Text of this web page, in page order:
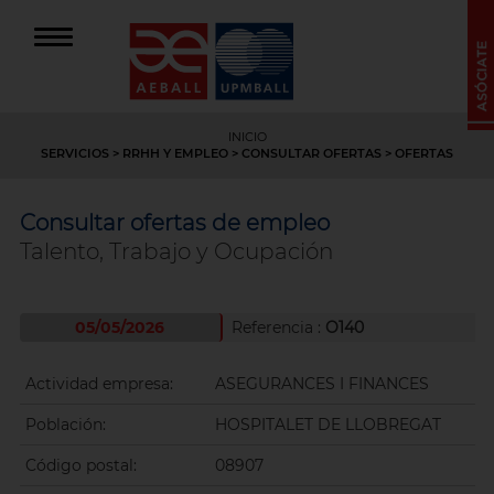
INICIO
SERVICIOS > RRHH Y EMPLEO > CONSULTAR OFERTAS > OFERTAS
Consultar ofertas de empleo
Talento, Trabajo y Ocupación
05/05/2026 Referencia : O140
Actividad empresa: ASEGURANCES I FINANCES
Población: HOSPITALET DE LLOBREGAT
Código postal: 08907